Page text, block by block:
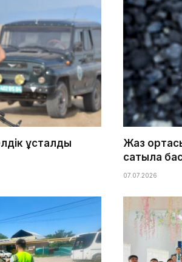
ұсталды
Жаз
сатыла
07.07.2026